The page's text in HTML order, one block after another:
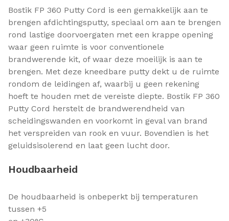
Bostik FP 360 Putty Cord is een gemakkelijk aan te
brengen afdichtingsputty, speciaal om aan te brengen
rond lastige doorvoergaten met een krappe opening
waar geen ruimte is voor conventionele
brandwerende kit, of waar deze moeilijk is aan te
brengen. Met deze kneedbare putty dekt u de ruimte
rondom de leidingen af, waarbij u geen rekening
hoeft te houden met de vereiste diepte. Bostik FP 360
Putty Cord herstelt de brandwerendheid van
scheidingswanden en voorkomt in geval van brand
het verspreiden van rook en vuur. Bovendien is het
geluidsisolerend en laat geen lucht door.
Houdbaarheid
De houdbaarheid is onbeperkt bij temperaturen
tussen +5